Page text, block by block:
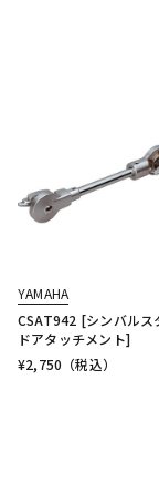
YAMAHA
CSAT942 [シンバルス
ドアタッチメント]
¥2,750 （税込）